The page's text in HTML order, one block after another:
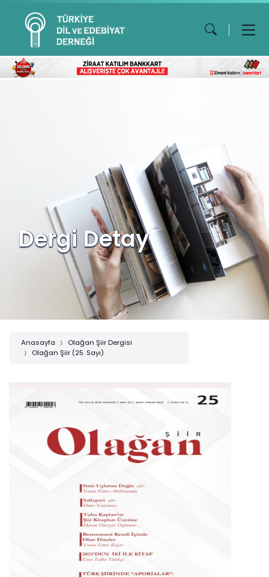
Dergi Detay
Anasayfa
Olağan Şiir Dergisi
Olağan Şiir (25. Sayı)